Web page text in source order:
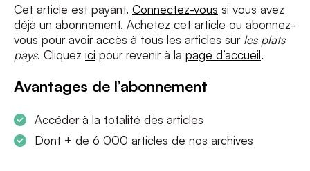
Cet article est payant. Connectez-vous si vous avez
déjà un abonnement. Achetez cet article ou abonnez-
vous pour avoir accès à tous les articles sur les plats
pays. Cliquez ici pour revenir à la page d’accueil.
Avantages de l’abonnement
Accéder à la totalité des articles
Dont + de 6 000 articles de nos archives
S'INSCRIRE